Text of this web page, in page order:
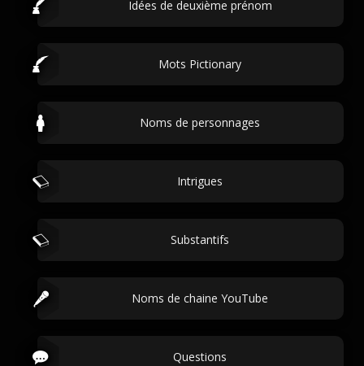
Idées de deuxième prénom
Mots Pictionary
Noms de personnages
Intrigues
Substantifs
Noms de chaine YouTube
Questions